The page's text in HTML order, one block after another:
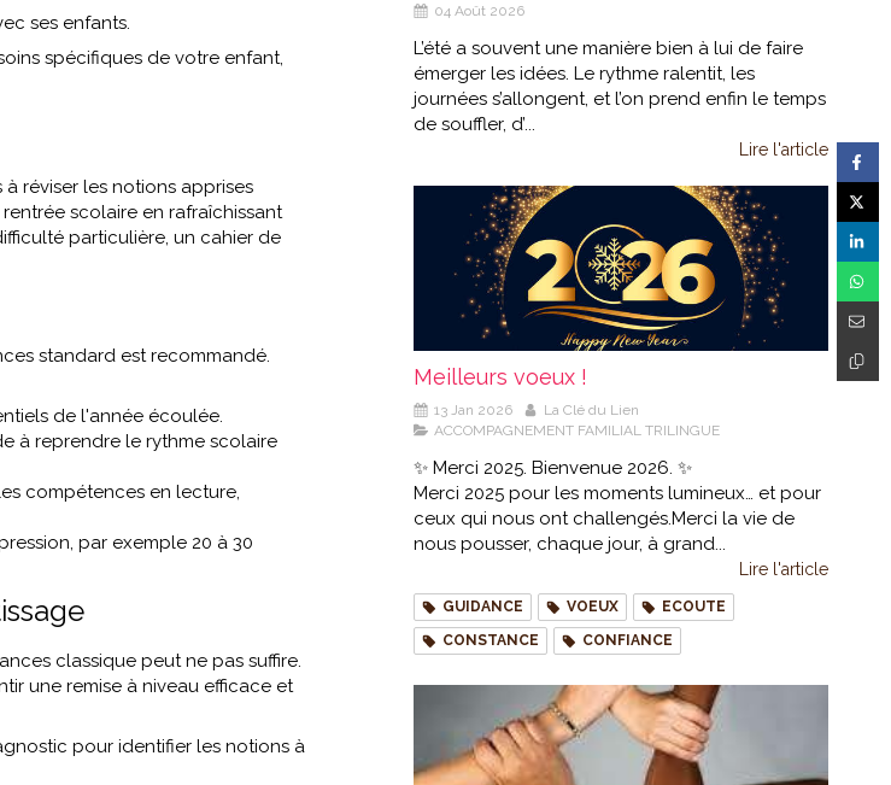
ses enfants.
spécifiques de votre enfant,
réviser les notions apprises
scolaire en rafraîchissant
particulière, un cahier de
standard est recommandé.
de l'année écoulée.
à reprendre le rythme scolaire
compétences en lecture,
par exemple 20 à 30
classique peut ne pas suffire.
une remise à niveau efficace et
pour identifier les notions à
04 Août 2026
L’été a souvent une manière bien à lui de faire
émerger les idées. Le rythme ralentit, les
journées s’allongent, et l’on prend enfin le temps
de souffler, d’...
Lire l'article
Meilleurs voeux !
13 Jan 2026
La Clé du Lien
ACCOMPAGNEMENT FAMILIAL TRILINGUE
✨ Merci 2025. Bienvenue 2026. ✨
Merci 2025 pour les moments lumineux… et pour
ceux qui nous ont challengés.Merci la vie de
nous pousser, chaque jour, à grand...
Lire l'article
GUIDANCE VOEUX
ECOUTE
CONSTANCE
CONFIANCE